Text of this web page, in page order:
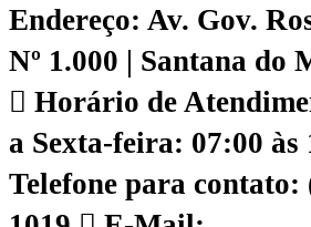
Endereço: Av. Gov.
Nº 1.000 | Santana do
Horário de
a Sexta-feira: 07:00 às
Telefone para contato: